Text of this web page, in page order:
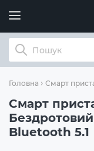
Головна Смарт
Смарт
Bluetooth 5.1